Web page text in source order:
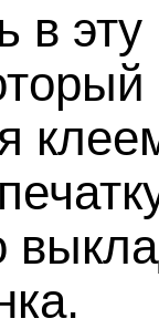
в эту